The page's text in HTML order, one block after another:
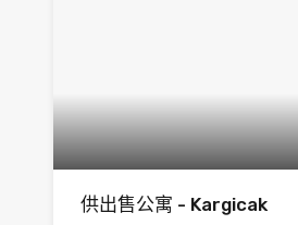
供出售公寓 - Kargicak